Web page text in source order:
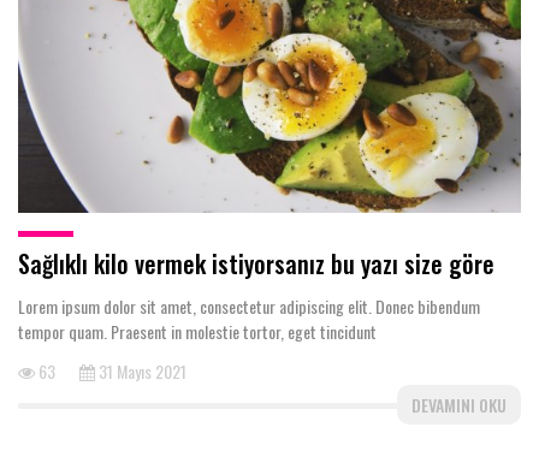
Sağlıklı kilo vermek istiyorsanız bu yazı size göre
Lorem ipsum dolor sit amet, consectetur adipiscing elit. Donec bibendum
tempor quam. Praesent in molestie tortor, eget tincidunt
63
31 Mayıs 2021
DEVAMINI OKU